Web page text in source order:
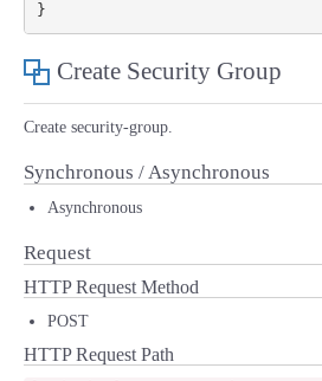
}
Create Security Group
Create security-group.
Synchronous / Asynchronous
Asynchronous
Request
HTTP Request Method
POST
HTTP Request Path